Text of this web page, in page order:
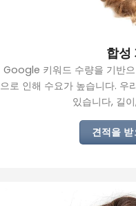
합성
Google 키워드 수량을 기반
으로 인해 수요가 높습니다. 우
있습니다, 길
견적을